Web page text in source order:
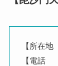
【所在
【電話